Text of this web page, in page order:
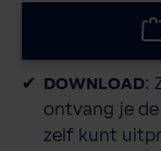
DOWNLOAD:
ontvang je
zelf kunt